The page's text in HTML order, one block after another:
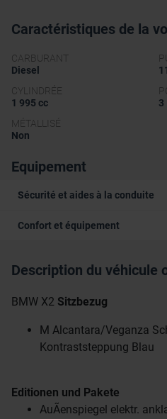
Caractéristiques de la
CARBURANT
Diesel
CYLINDRÉE
1 995 cc
3
MÉTALLISÉ
Non
Equipement
Sécurité et aides à la conduite
Confort et équipement
Description du véhicule
BMW X2 Sitzbezug
M Alcantara/Veganza
Kontraststeppung Blau
Editionen und Pakete
AuÃenspiegel elektr.